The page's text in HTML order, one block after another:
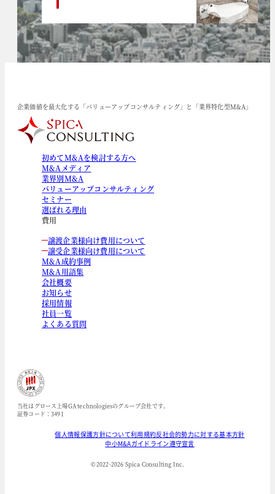
企業価値を最大化する「バリューアップコンサルティング」と「業界特化型M&A」
初めてM&Aを検討する方へ
M&Aメディア
業界別M&A
バリューアップコンサルティング
セミナー
選ばれる理由
費用
譲渡企業様向け費用について
譲受企業様向け費用について
M&A成約事例
M&A用語集
会社概要
お知らせ
採用情報
社員一覧
よくある質問
当社はグロース上場GA technologiesのグループ会社です。
証券コード：3491
個人情報保護方針について利用規約反社会的勢力に対する基本方針
中小M&Aガイドライン遵守宣言
© 2022-2026 Spica Consulting Inc.